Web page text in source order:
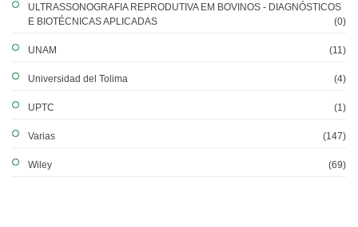
ULTRASSONOGRAFIA REPRODUTIVA EM BOVINOS - DIAGNÓSTICOS
E BIOTÉCNICAS APLICADAS
(0)
UNAM (11)
Universidad del Tolima (4)
UPTC (1)
Varias (147)
Wiley (69)